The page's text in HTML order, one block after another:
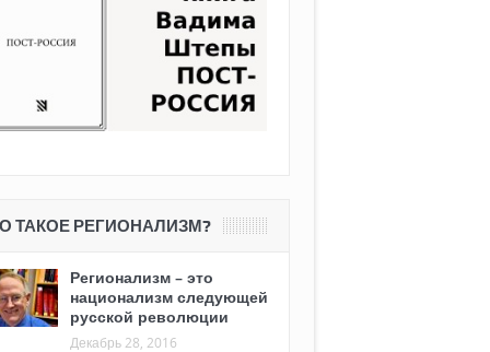
ТАКОЕ РЕГИОНАЛИЗМ?
Регионализм – это
национализм следующей
русской революции
Декабрь 28, 2016